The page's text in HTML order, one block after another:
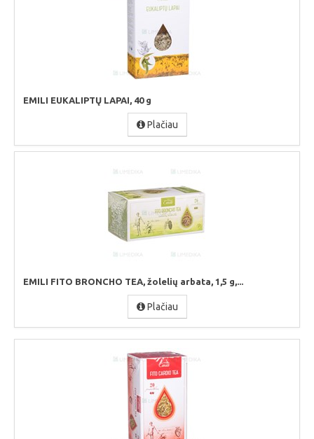
EMILI EUKALIPTŲ LAPAI, 40 g
Plačiau
EMILI FITO BRONCHO TEA, žolelių arbata, 1,5 g,...
Plačiau